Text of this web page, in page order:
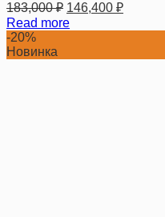
183,000₽ 146,400 ₽
Read more
-20%
Новинка